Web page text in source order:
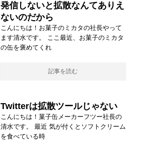
発信しないと拡散なんてありえ
ないのだから
こんにちは！お菓子のミカタの社長やって
ます清水です。 ここ最近、お菓子のミカタ
の缶を褒めてくれ
記事を読む
Twitterは拡散ツールじゃない
こんにちは！菓子缶メーカーフツー社長の
清水です。 最近 気が付くとソフトクリーム
を食べている時